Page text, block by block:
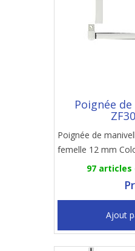
Poignée
Poignée de
femelle 12 mm
97
Ajout